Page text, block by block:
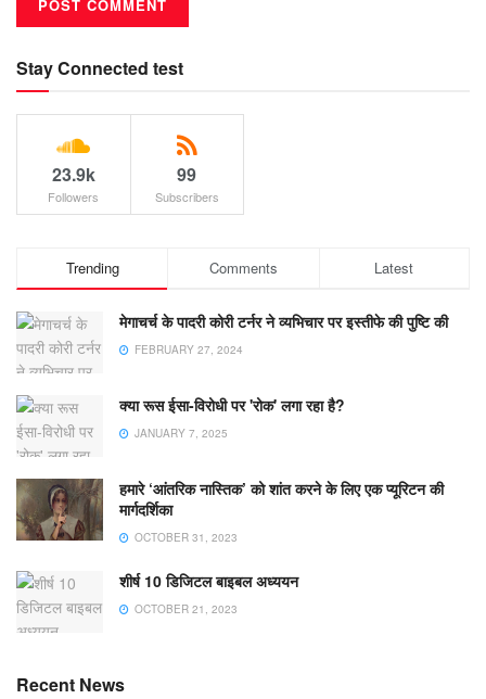
Stay Connected test
23.9k
Followers
99
Subscribers
Trending Comments Latest
मेगाचर्च के पादरी कोरी टर्नर ने व्यभिचार पर इस्तीफे की पुष्टि की
FEBRUARY 27, 2024
क्या रूस ईसा-विरोधी पर 'रोक' लगा रहा है?
JANUARY 7, 2025
हमारे ‘आंतरिक नास्तिक’ को शांत करने के लिए एक प्यूरिटन की
मार्गदर्शिका
OCTOBER 31, 2023
शीर्ष 10 डिजिटल बाइबल अध्ययन
OCTOBER 21, 2023
Recent News